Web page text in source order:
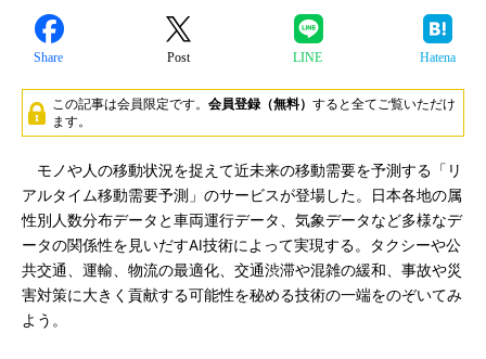
Share Post LINE Hatena
この記事は会員限定です。 会員登録（無料） すると全てご覧いただけ
ます。
モノや人の移動状況を捉えて近未来の移動需要を予測する「リ
アルタイム移動需要予測」のサービスが登場した。日本各地の属
性別人数分布データと車両運行データ、気象データなど多様なデ
ータの関係性を見いだすAI技術によって実現する。タクシーや公
共交通、運輸、物流の最適化、交通渋滞や混雑の緩和、事故や災
害対策に大きく貢献する可能性を秘める技術の一端をのぞいてみ
よう。